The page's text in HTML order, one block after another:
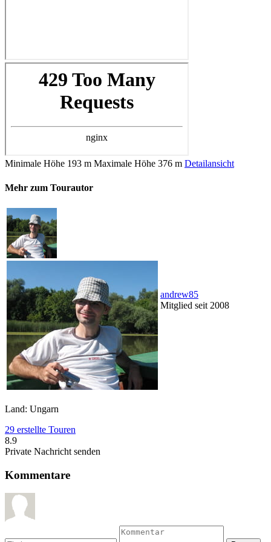
Minimale Höhe 193 m Maximale Höhe 376 m Detailansicht
Mehr zum Tourautor
andrew85
Mitglied seit 2008
Land: Ungarn
29 erstellte Touren
8.9
Private Nachricht senden
Kommentare